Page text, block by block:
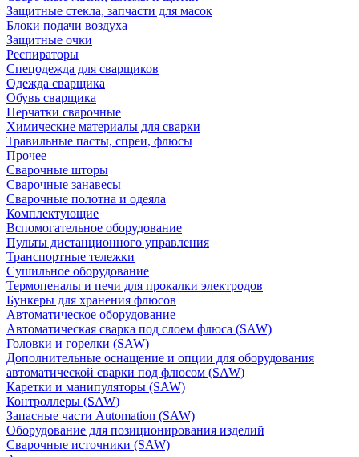
Защитные стекла, запчасти для масок
Блоки подачи воздуха
Защитные очки
Респираторы
Спецодежда для сварщиков
Одежда сварщика
Обувь сварщика
Перчатки сварочные
Химические материалы для сварки
Травильные пасты, спреи, флюсы
Прочее
Сварочные шторы
Сварочные занавесы
Сварочные полотна и одеяла
Комплектующие
Вспомогательное оборудование
Пульты дистанционного управления
Транспортные тележки
Сушильное оборудование
Термопеналы и печи для прокалки электродов
Бункеры для хранения флюсов
Автоматическое оборудование
Автоматическая сварка под слоем флюса (SAW)
Головки и горелки (SAW)
Дополнительные оснащение и опции для оборудования
автоматической сварки под флюсом (SAW)
Каретки и манипуляторы (SAW)
Контроллеры (SAW)
Запасные части Automation (SAW)
Оборудование для позиционирования изделий
Сварочные источники (SAW)